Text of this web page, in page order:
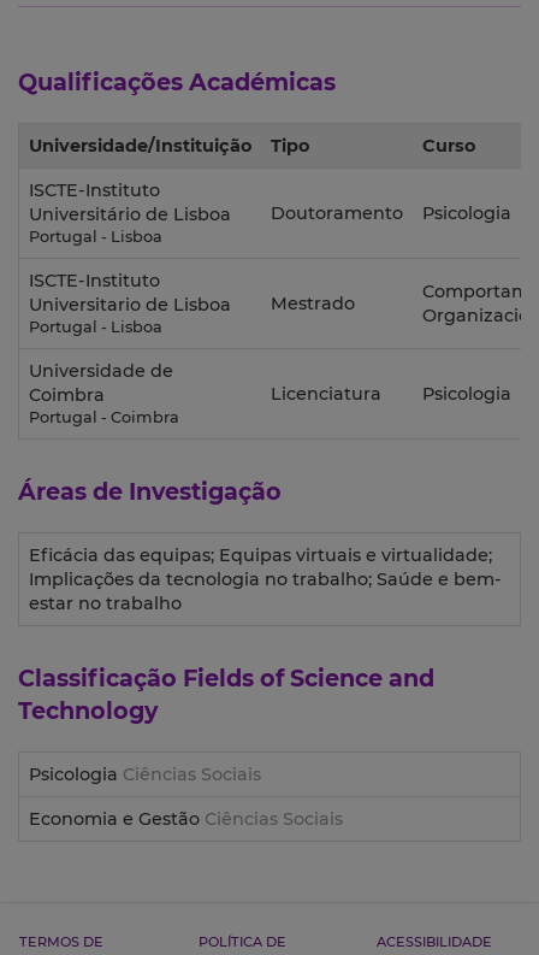
Qualificações Académicas
Universidade/Instituição Tipo Curso
ISCTE-Instituto
Universitário de Lisboa
Portugal - Lisboa
Doutoramento Psicologia
ISCTE-Instituto
Universitario de Lisboa
Portugal - Lisboa
Mestrado
Universidade de
Coimbra
Portugal - Coimbra
Licenciatura Psicologia
Áreas de Investigação
Eficácia das equipas; Equipas virtuais e virtualidade;
Implicações da tecnologia no trabalho; Saúde e bem-
estar no trabalho
Classificação Fields of Science and
Technology
Psicologia Ciências Sociais
Economia e Gestão Ciências Sociais
TERMOS DE POLÍTICA DE ACESSIBILIDADE